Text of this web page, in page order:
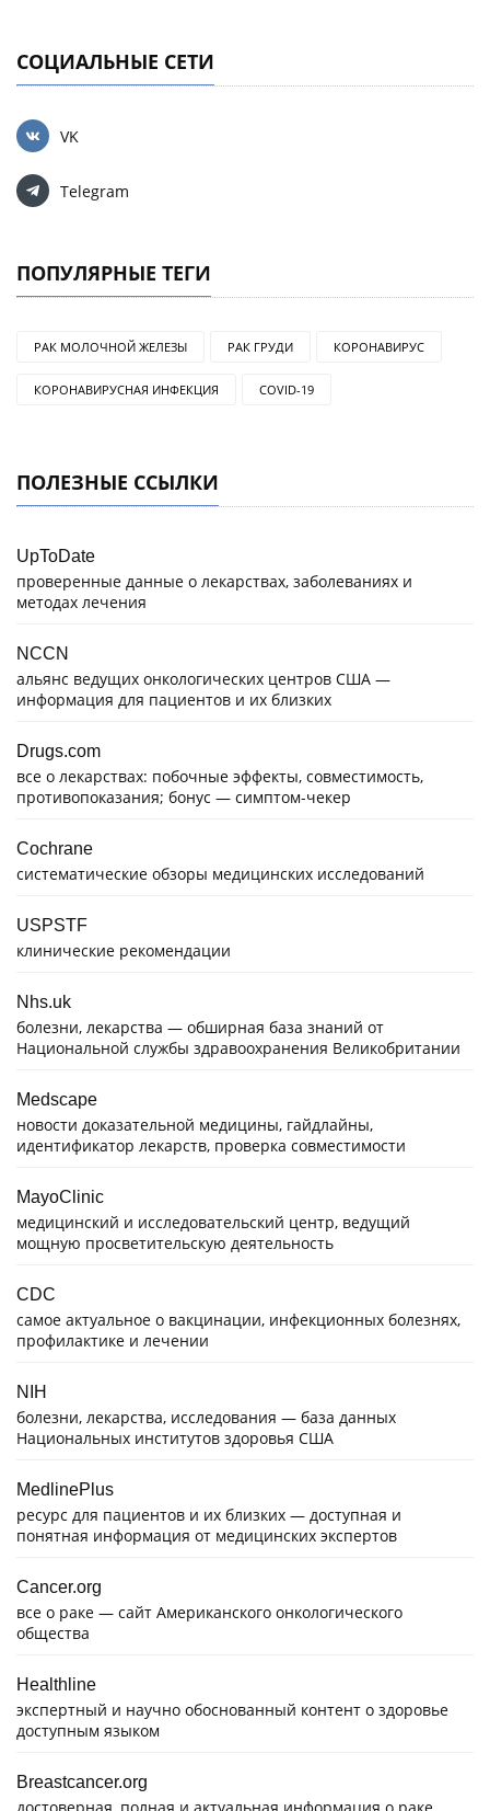
СОЦИАЛЬНЫЕ СЕТИ
VK
Telegram
ПОПУЛЯРНЫЕ ТЕГИ
РАК МОЛОЧНОЙ ЖЕЛЕЗЫ РАК ГРУДИ КОРОНАВИРУС
КОРОНАВИРУСНАЯ ИНФЕКЦИЯ COVID-19
ПОЛЕЗНЫЕ ССЫЛКИ
UpToDate
проверенные данные о лекарствах, заболеваниях и
методах лечения
NCCN
альянс ведущих онкологических центров США —
информация для пациентов и их близких
Drugs.com
все о лекарствах: побочные эффекты, совместимость,
противопоказания; бонус — симптом-чекер
Cochrane
систематические обзоры медицинских исследований
USPSTF
клинические рекомендации
Nhs.uk
болезни, лекарства — обширная база знаний от
Национальной службы здравоохранения Великобритании
Medscape
новости доказательной медицины, гайдлайны,
идентификатор лекарств, проверка совместимости
MayoClinic
медицинский и исследовательский центр, ведущий
мощную просветительскую деятельность
CDC
самое актуальное о вакцинации, инфекционных болезнях,
профилактике и лечении
NIH
болезни, лекарства, исследования — база данных
Национальных институтов здоровья США
MedlinePlus
ресурс для пациентов и их близких — доступная и
понятная информация от медицинских экспертов
Cancer.org
все о раке — сайт Американского онкологического
общества
Healthline
экспертный и научно обоснованный контент о здоровье
доступным языком
Breastcancer.org